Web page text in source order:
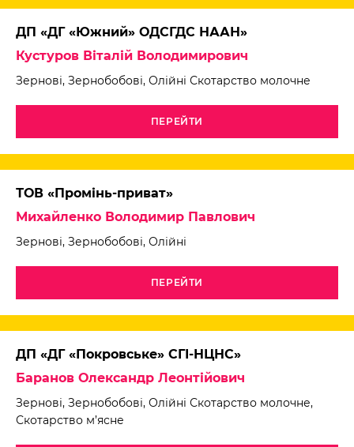
ДП «ДГ «Южний» ОДСГДС НААН»
Кустуров Віталій Володимирович
Зернові, Зернобобові, Олійні Скотарство молочне
ПЕРЕЙТИ
ТОВ «Промінь-приват»
Михайленко Володимир Павлович
Зернові, Зернобобові, Олійні
ПЕРЕЙТИ
ДП «ДГ «Покровське» СГІ-НЦНС»
Баранов Олександр Леонтійович
Зернові, Зернобобові, Олійні Скотарство молочне,
Скотарство м’ясне